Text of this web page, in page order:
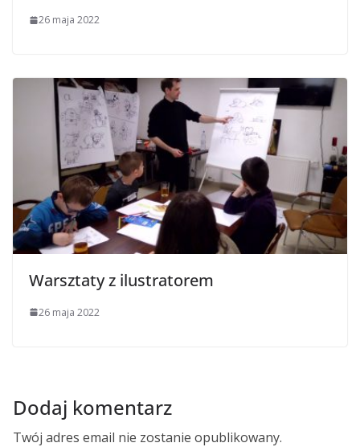
26 maja 2022
Warsztaty z ilustratorem
26 maja 2022
Dodaj komentarz
Twój adres email nie zostanie opublikowany.